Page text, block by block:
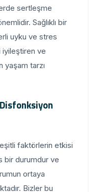
sertleşme
Sağlıklı bir
uyku ve stres
ve
yaşam tarzı
faktörlerin etkisi
bir durumdur ve
ortaya
Bizler bu